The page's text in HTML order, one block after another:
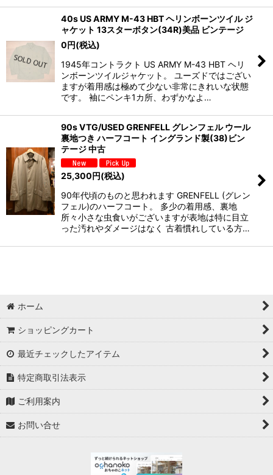
40s US ARMY M-43 HBT ヘリンボーンツイル ジ
ャケット 13スターボタン(34R)美品 ビンテージ
0円(税込)
1945年コントラクト US ARMY M-43 HBT ヘリ
ンボーンツイルジャケット。 ユーズドではござい
ますが着用感は極めて少ない非常にきれいな状態
です。 袖にペンキ1カ所、わずかなよ…
90s VTG/USED GRENFELL グレンフェル ウール
裏地つき ハーフコート イングランド製(38)ビン
テージ 中古
25,300円(税込)
90年代頃のものと思われます GRENFELL (グレン
フェル)のハーフコート。 多少の着用感、裏地
所々小さな虫食いがございますが表地は特に目立
った汚れやダメージはなく 古着慣れしている方…
ホーム
ショッピングカート
最近チェックしたアイテム
特定商取引法表示
ご利用案内
お問い合せ